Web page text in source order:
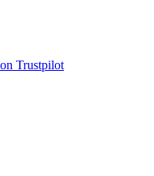
on Trustpilot